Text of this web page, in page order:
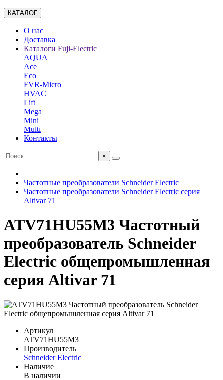
КАТАЛОГ
О нас
Доставка
Каталоги Fuji-Electric
AQUA
Ace
Eco
FVR-Micro
HVAC
Lift
Mega
Mini
Multi
Контакты
×
Частотные преобразователи Schneider Electric
Частотные преобразователи Schneider Electric серия
Altivar 71
ATV71HU55M3 Частотный
преобразователь Schneider
Electric общепромышленная
серия Altivar 71
Артикул
ATV71HU55M3
Производитель
Schneider Electric
Наличие
В наличии